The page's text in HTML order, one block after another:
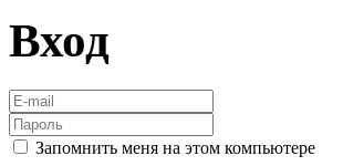
Вход
Запомнить меня на этом компьютере